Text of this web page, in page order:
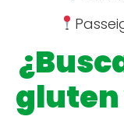
gluten